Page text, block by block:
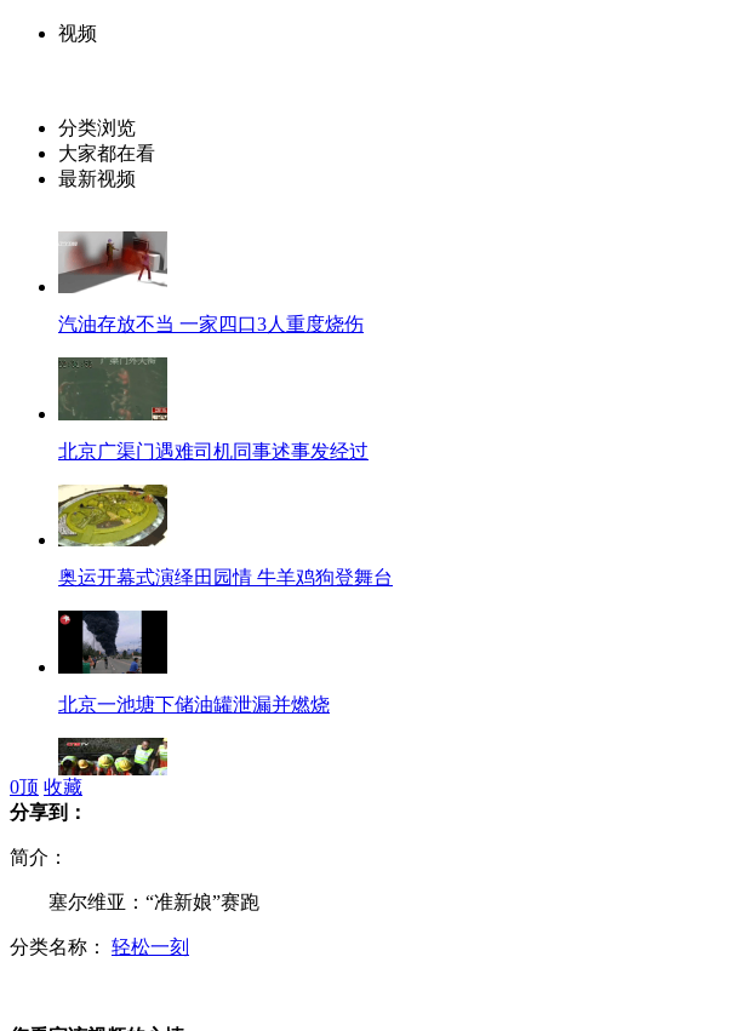
视频
分类浏览
大家都在看
最新视频
汽油存放不当 一家四口3人重度烧伤
北京广渠门遇难司机同事述事发经过
奥运开幕式演绎田园情 牛羊鸡狗登舞台
北京一池塘下储油罐泄漏并燃烧
美国一辆货车撞树死伤23人
0顶 收藏
分享到：
简介：
塞尔维亚：“准新娘”赛跑
分类名称： 轻松一刻